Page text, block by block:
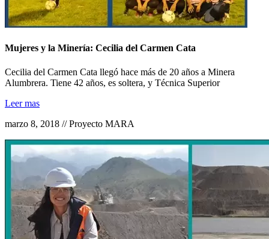
Mujeres y la Minería: Cecilia del Carmen Cata
Cecilia del Carmen Cata llegó hace más de 20 años a Minera
Alumbrera. Tiene 42 años, es soltera, y Técnica Superior
Leer mas
marzo 8, 2018 // Proyecto MARA